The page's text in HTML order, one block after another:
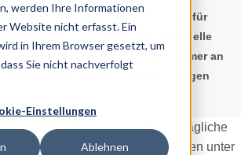
werden Ihre Informationen
Website nicht erfasst. Ein
in Ihrem Browser gesetzt, um
Sie nicht nachverfolgt
Einstellungen
Ablehnen
in diesem Artikel sind nur für
und sollen keine professionelle
ersetzen. Wenden Sie sich immer an
Ärztin, bevor Sie neue Behandlungen
weit verbreitet und können das tägliche
Viele Menschen leiden unter